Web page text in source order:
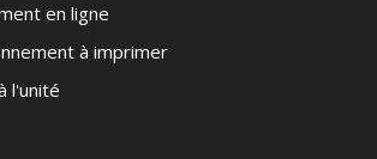
en ligne
à imprimer
l'unité